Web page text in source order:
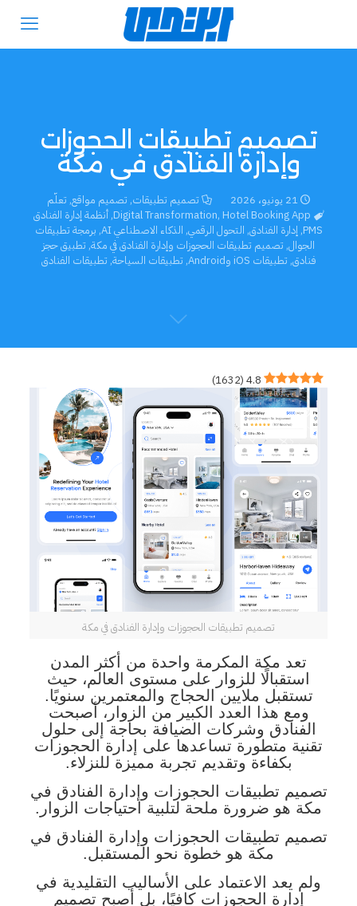
تصميم تطبيقات الحجوزات
وإدارة الفنادق في مكة
21 يونيو، 2026 تصميم تطبيقات, تصميم مواقع, تعلّم
Digital Transformation, Hotel Booking App
, أنظمة إدارة الفنادق
PMS
, إدارة الفنادق, التحول الرقمي, الذكاء الاصطناعي AI , برمجة تطبيقات
الجوال, تصميم تطبيقات الحجوزات وإدارة الفنادق في مكة, تطبيق حجز
فنادق, تطبيقات iOS وAndroid , تطبيقات السياحة, تطبيقات الفنادق
4.8
(
1632
)
تصميم تطبيقات الحجوزات وإدارة الفنادق في مكة
تعد مكة المكرمة واحدة من أكثر المدن
استقبالًا للزوار على مستوى العالم، حيث
تستقبل ملايين الحجاج والمعتمرين سنويًا.
ومع هذا العدد الكبير من الزوار، أصبحت
الفنادق وشركات الضيافة بحاجة إلى حلول
تقنية متطورة تساعدها على إدارة الحجوزات
بكفاءة وتقديم تجربة مميزة للنزلاء.
تصميم تطبيقات الحجوزات وإدارة الفنادق في
مكة هو ضرورة ملحة لتلبية احتياجات الزوار.
تصميم تطبيقات الحجوزات وإدارة الفنادق في
مكة هو خطوة نحو المستقبل.
ولم يعد الاعتماد على الأساليب التقليدية في
إدارة الحجوزات كافيًا، بل أصبح تصميم